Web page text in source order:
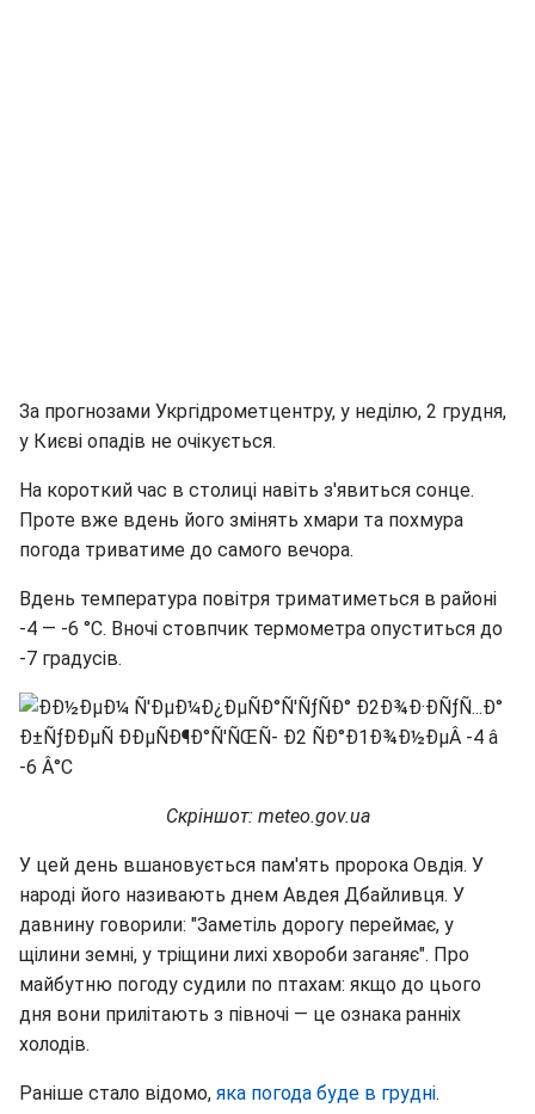
За прогнозами Укргідрометцентру, у неділю, 2 грудня,
у Києві опадів не очікується.
На короткий час в столиці навіть з'явиться сонце.
Проте вже вдень його змінять хмари та похмура
погода триватиме до самого вечора.
Вдень температура повітря триматиметься в районі
-4 — -6 °C. Вночі стовпчик термометра опуститься до
-7 градусів.
Скріншот: meteo.gov.ua
У цей день вшановується пам'ять пророка Овдія. У
народі його називають днем Авдея Дбайливця. У
давнину говорили: "Заметіль дорогу переймає, у
щілини земні, у тріщини лихі хвороби заганяє". Про
майбутню погоду судили по птахам: якщо до цього
дня вони прилітають з півночі — це ознака ранніх
холодів.
Раніше стало відомо, яка погода буде в грудні.